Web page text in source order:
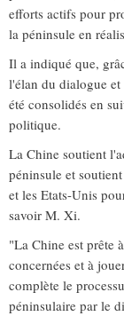
efforts actifs pour
la péninsule en
Il a indiqué que,
l'élan du dialogue
été consolidés en
politique.
La Chine soutient
péninsule et
et les Etats-Unis
savoir M. Xi.
"La Chine est prête
concernées et à
complète le
péninsulaire par le